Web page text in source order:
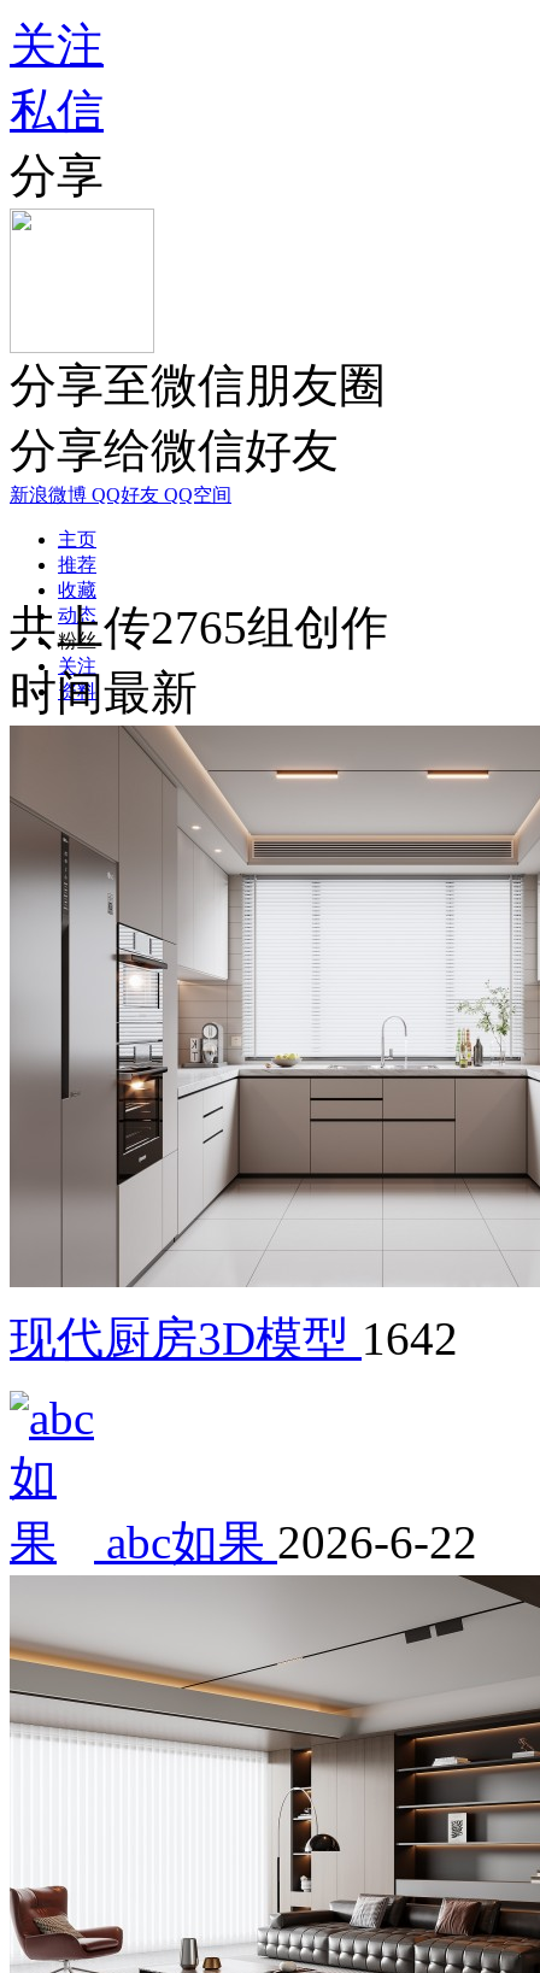
关注
私信
分享
分享至微信朋友圈
分享给微信好友
新浪微博 QQ好友 QQ空间
主页
推荐
收藏
动态
粉丝
关注
资料
共上传2765组创作
时间最新
现代厨房3D模型 1642
abc如果 2026-6-22